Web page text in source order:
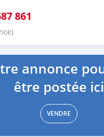
861
6 ans
annonce
être postée ici
VENDRE